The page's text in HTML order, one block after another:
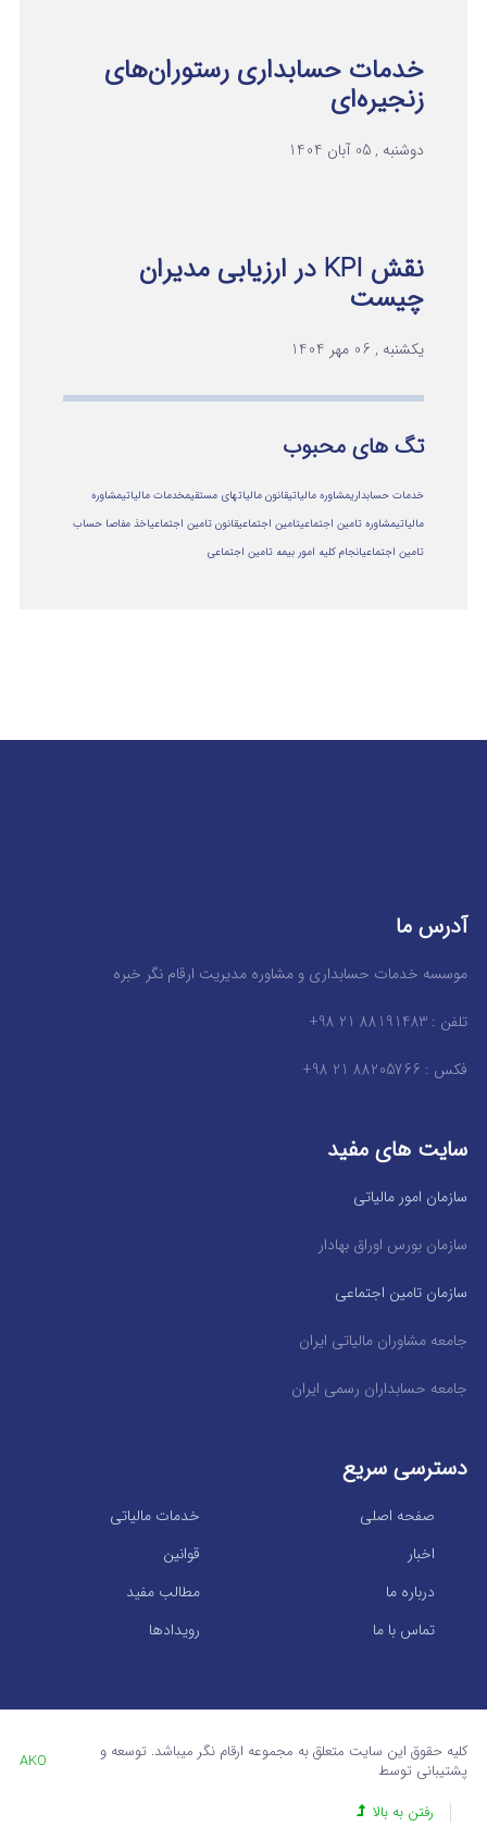
خدمات حسابداری رستوران‌های
زنجیره‌ای
دوشنبه , 05 آبان 1404
نقش KPI در ارزیابی مدیران
چیست
یکشنبه , 06 مهر 1404
تگ های محبوب
خدمات حسابداریمشاوره مالیاتیقانون مالیاتهای مستقیمخدمات مالیاتیمشاوره
مالياتيمشاوره تامین اجتماعیتامین اجتماعیقانون تامین اجتماعیاخذ مفاصا حساب
تامین اجتماعیانجام کلیه امور بیمه تامین اجتماعی
آدرس ما
موسسه خدمات حسابداری و مشاوره مدیریت ارقام نگر خبره
تلفن : 88191483 21 98+
فکس : 88205766 21 98+
سایت های مفید
سازمان امور مالیاتی
سازمان بورس اوراق بهادار
سازمان تامین اجتماعی
جامعه مشاوران مالیاتی ایران
جامعه حسابداران رسمی ایران
دسترسی سریع
خدمات مالیاتی
صفحه اصلی
قوانین
اخبار
مطالب مفید
درباره ما
رویدادها
تماس با ما
کلیه حقوق این سایت متعلق به مجموعه ارقام نگر میباشد. توسعه و
پشتیبانی توسط
AKO
رفتن به بالا